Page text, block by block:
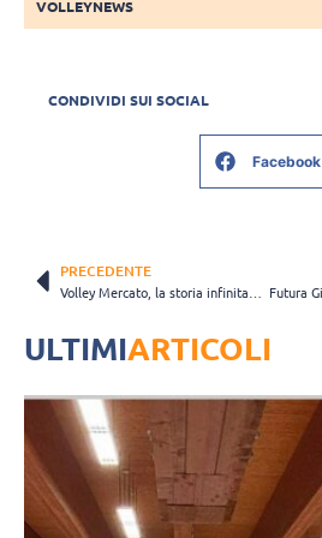
VOLLEYNEWS
CONDIVIDI SUI SOCIAL
Facebook
PRECEDENTE
Volley Mercato, la storia infinita… è finita: Luca Butti saluta Cantù dopo 17 stagioni
ULTIMIARTICOLI